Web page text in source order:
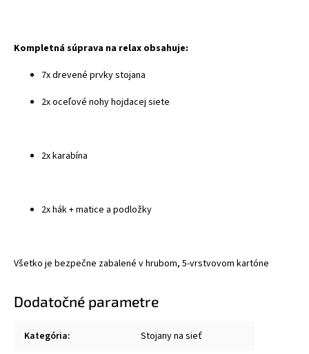
Kompletná súprava na relax obsahuje:
7x drevené prvky stojana
2x oceľové nohy hojdacej siete
2x karabína
2x hák + matice a podložky
Všetko je bezpečne zabalené v hrubom, 5-vrstvovom kartóne
Dodatočné parametre
Kategória: Stojany na sieť